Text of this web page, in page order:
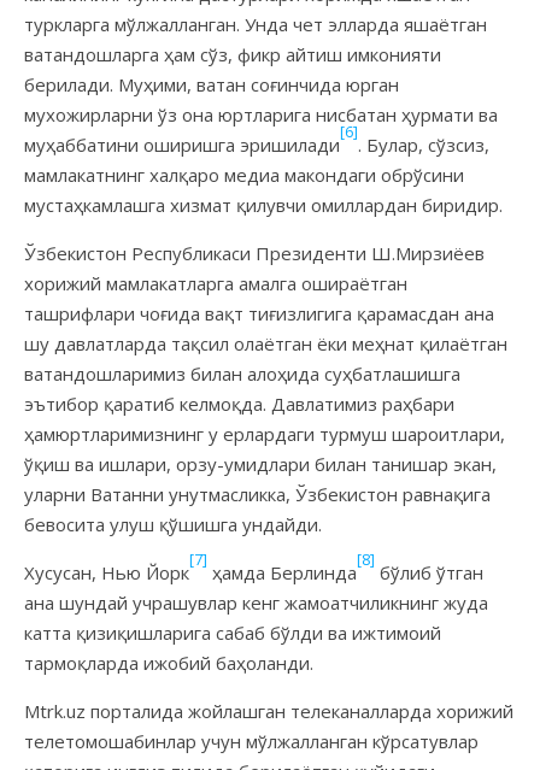
туркларга мўлжалланган. Унда чет элларда яшаётган
ватандошларга ҳам сўз, фикр айтиш имконияти
берилади. Муҳими, ватан соғинчида юрган
мухожирларни ўз она юртларига нисбатан ҳурмати ва
муҳаббатини оширишга эришилади
[6]
. Булар, сўзсиз,
мамлакатнинг халқаро медиа макондаги обрўсини
мустаҳкамлашга хизмат қилувчи омиллардан биридир.
Ўзбекистон Республикаси Президенти Ш.Мирзиёев
хорижий мамлакатларга амалга ошираётган
ташрифлари чоғида вақт тиғизлигига қарамасдан ана
шу давлатларда тақсил олаётган ёки меҳнат қилаётган
ватандошларимиз билан алоҳида суҳбатлашишга
эътибор қаратиб келмоқда. Давлатимиз раҳбари
ҳамюртларимизнинг у ерлардаги турмуш шароитлари,
ўқиш ва ишлари, орзу-умидлари билан танишар экан,
уларни Ватанни унутмасликка, Ўзбекистон равнақига
бевосита улуш қўшишга ундайди.
Хусусан, Нью Йорк
[7]
ҳамда Берлинда
[8]
бўлиб ўтган
ана шундай учрашувлар кенг жамоатчиликнинг жуда
катта қизиқишларига сабаб бўлди ва ижтимоий
тармоқларда ижобий баҳоланди.
Mtrk.uz порталида жойлашган телеканалларда хорижий
телетомошабинлар учун мўлжалланган кўрсатувлар